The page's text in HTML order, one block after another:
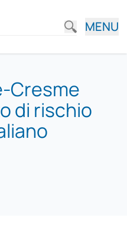
MENU
Cresme
di rischio